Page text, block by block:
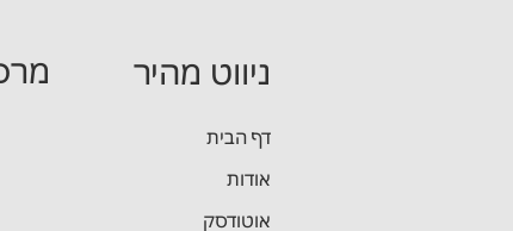
ניווט מהיר
דף הבית
אודות
אוטודסק